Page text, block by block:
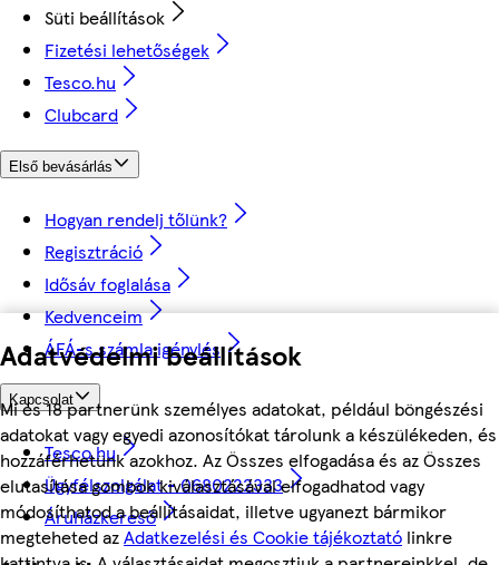
Adatvédelmi beállítások
Mi és 18 partnerünk személyes adatokat, például böngészési
adatokat vagy egyedi azonosítókat tárolunk a készülékeden, és
hozzáférhetünk azokhoz. Az Összes elfogadása és az Összes
elutasítása gombok kiválasztásával elfogadhatod vagy
módosíthatod a beállításaidat, illetve ugyanezt bármikor
megteheted azAdatkezelési és Cookie tájékoztató linkre
Süti beállítások
Fizetési lehetőségek
Tesco.hu
Clubcard
Első bevásárlás
Hogyan rendelj tőlünk?
Regisztráció
Idősáv foglalása
Kedvenceim
ÁFÁ-s számla igénylés
Kapcsolat
Tesco.hu
Ügyfélszolgálat - 0680222333
Áruházkereső